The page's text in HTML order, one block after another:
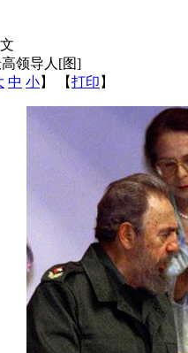
领导人[图]
中 小】 【打印 】